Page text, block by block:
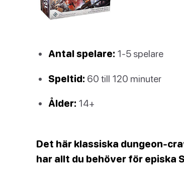
Antal spelare: 1-5 spelare
Speltid: 60 till 120 minuter
Ålder: 14+
Det här klassiska dungeon-
har allt du behöver för episka